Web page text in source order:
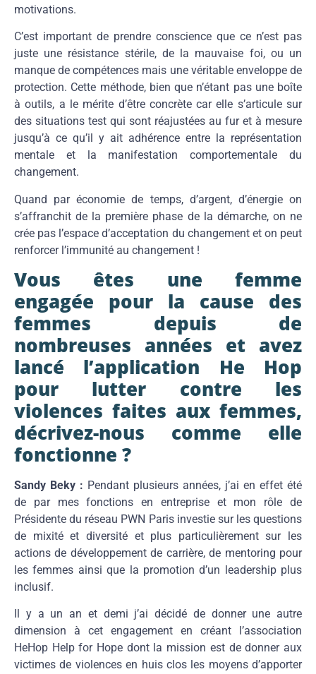
motivations.
C’est important de prendre conscience que ce n’est pas
juste une résistance stérile, de la mauvaise foi, ou un
manque de compétences mais une véritable enveloppe de
protection. Cette méthode, bien que n’étant pas une boîte
à outils, a le mérite d’être concrète car elle s’articule sur
des situations test qui sont réajustées au fur et à mesure
jusqu’à ce qu’il y ait adhérence entre la représentation
mentale et la manifestation comportementale du
changement.
Quand par économie de temps, d’argent, d’énergie on
s’affranchit de la première phase de la démarche, on ne
crée pas l’espace d’acceptation du changement et on peut
renforcer l’immunité au changement !
Vous êtes une femme
engagée pour la cause des
femmes depuis de
nombreuses années et avez
lancé l’application He Hop
pour lutter contre les
violences faites aux femmes,
décrivez-nous comme elle
fonctionne ?
Sandy Beky : Pendant plusieurs années, j’ai en effet été
de par mes fonctions en entreprise et mon rôle de
Présidente du réseau PWN Paris investie sur les questions
de mixité et diversité et plus particulièrement sur les
actions de développement de carrière, de mentoring pour
les femmes ainsi que la promotion d’un leadership plus
inclusif.
Il y a un an et demi j’ai décidé de donner une autre
dimension à cet engagement en créant l’association
HeHop Help for Hope dont la mission est de donner aux
victimes de violences en huis clos les moyens d’apporter